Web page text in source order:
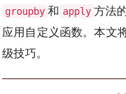
groupby 和 apply 方法
应用自定义函数。本文
级技巧。